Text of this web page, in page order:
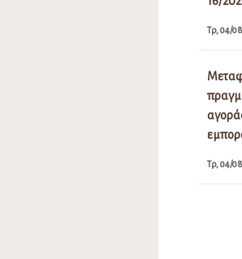
Τρ, 04/
Τρ, 04/